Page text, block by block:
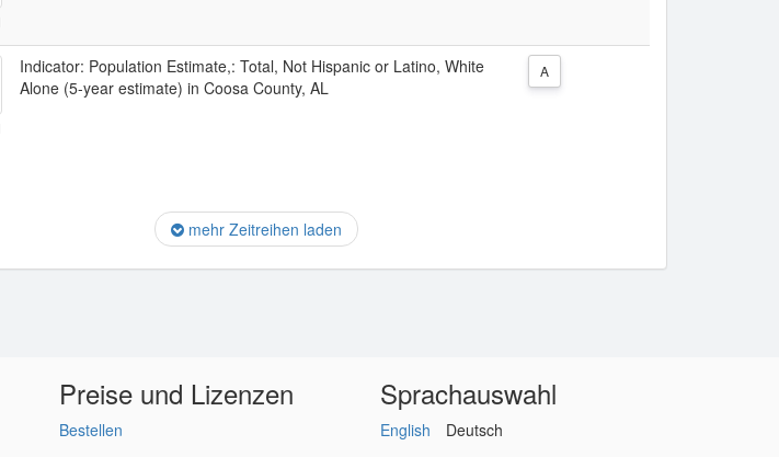
Indicator: Population Estimate,: Total, Not Hispanic or Latino, White
Alone (5-year estimate) in Coosa County, AL
A
mehr Zeitreihen laden
Preise und Lizenzen
Bestellen
Sprachauswahl
English Deutsch